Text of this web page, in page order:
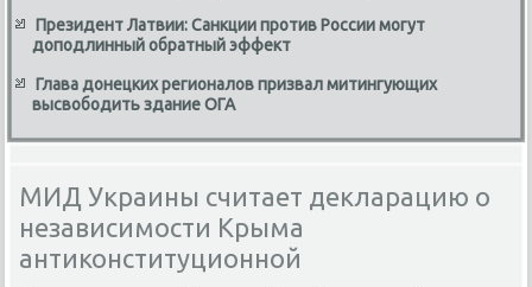
Президент Латвии: Санкции против России могут
доподлинный обратный эффект
Глава донецких регионалов призвал митингующих
высвободить здание ОГА
МИД Украины считает декларацию о
независимости Крыма
антиконституционной